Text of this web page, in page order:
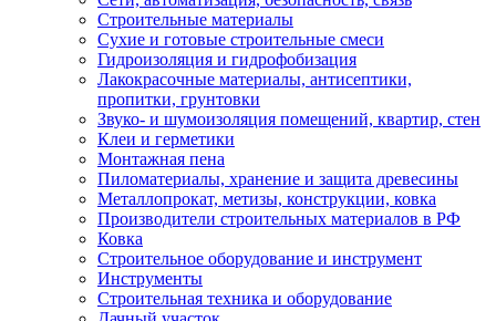
Строительные материалы
Сухие и готовые строительные смеси
Гидроизоляция и гидрофобизация
Лакокрасочные материалы, антисептики,
пропитки, грунтовки
Звуко- и шумоизоляция помещений, квартир, стен
Клеи и герметики
Монтажная пена
Пиломатериалы, хранение и защита древесины
Металлопрокат, метизы, конструкции, ковка
Производители строительных материалов в РФ
Ковка
Строительное оборудование и инструмент
Инструменты
Строительная техника и оборудование